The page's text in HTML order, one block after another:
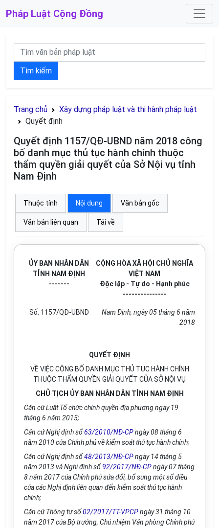
Pháp Luật Cộng Đồng
Tìm kiếm
Trang chủ
Xây dựng pháp luật và thi hành pháp luật
Quyết định
Quyết định 1157/QĐ-UBND năm 2018 công
bố danh mục thủ tục hành chính thuộc
thẩm quyền giải quyết của Sở Nội vụ tỉnh
Nam Định
Thuộc tính Nội dung Văn bản gốc
Văn bản liên quan Tải về
ỦY BAN NHÂN DÂN
TỈNH NAM ĐỊNH
-------
CỘNG HÒA XÃ HỘI CHỦ NGHĨA
VIỆT NAM
Độc lập - Tự do - Hạnh phúc
---------------
Số: 1157/QĐ-UBND Nam Định, ngày05tháng6 năm
2018
QUYẾT ĐỊNH
VỀ VIỆC CÔNG BỐ DANH MỤC THỦ TỤC HÀNH CHÍNH
THUỘC THẨM QUYỀN GIẢI QUYẾT CỦA SỞ NỘI VỤ
CHỦ TỊCH ỦY BAN NHÂN DÂN TỈNH NAM ĐỊNH
Căn cứ Luật Tổ chức chính quyền địa phương ngày 19
tháng 6 năm 2015;
Căn cứ Nghị định số63/2010/NĐ-CPngày 08 tháng 6
năm 2010 của Chính phủ về kiểm soát thủ tục hành chính;
Căn cứ Nghị định số48/2013/NĐ-CPngày 14 tháng 5
năm 2013 và Nghị định số 92/2017/NĐ-CPngày 07 tháng
8 năm 2017 của Chính phủ sửa đổi, bổ sung một số điều
của các Nghị định liên quan đến kiểm soát thủ tục hành
chính;
Căn cứ Thông tư số02/2017/TT-VPCPngày 31 tháng 10
năm 2017 của Bộ trưởng, Chủ nhiệm Văn phòng Chính phủ